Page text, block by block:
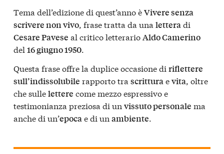
Tema dell’edizione di quest’anno èVivere senza
scrivere non vivo, frase tratta da una letteradi
Cesare Pavese al critico letterarioAldo Camerino
del 16 giugno 1950.
Questa frase offre la duplice occasione di riflettere
sull’indissolubile rapporto tra scritturaevita, oltre
che sullelettere come mezzo espressivo e
testimonianza preziosa di un vissuto personale ma
anche di un’epocae di un ambiente.